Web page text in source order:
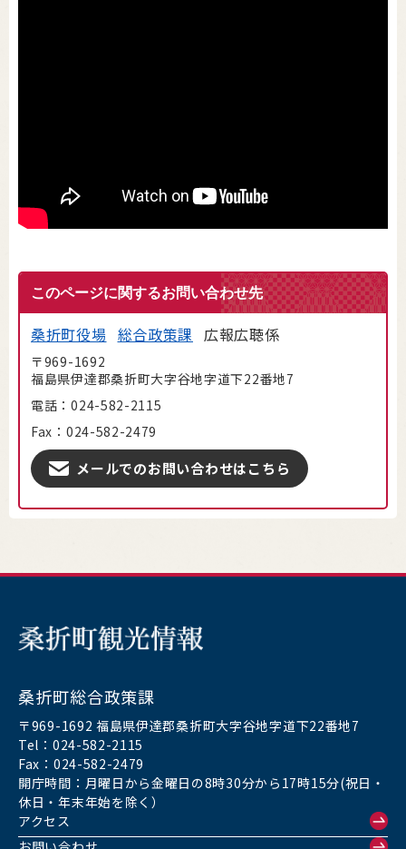
このページに関するお問い合わせ先
桑折町役場 総合政策課 広報広聴係
〒969-1692
福島県伊達郡桑折町大字谷地字道下22番地7
電話：024-582-2115
Fax：024-582-2479
メールでのお問い合わせはこちら
桑折町総合政策課
〒969-1692 福島県伊達郡桑折町大字谷地字道下22番地7
Tel：024-582-2115
Fax：024-582-2479
開庁時間：月曜日から金曜日の8時30分から17時15分(祝日・
休日・年末年始を除く）
アクセス